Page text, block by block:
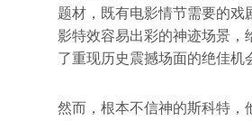
题材，既有电影情节需要的戏
影特效容易出彩的神迹场景，
了重现历史震撼场面的绝佳机
然而，根本不信神的斯科特，